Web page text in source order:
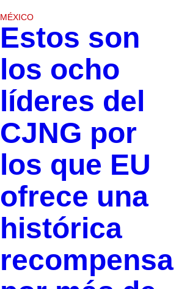
MÉXICO
Estos son
los ocho
líderes del
CJNG por
los que EU
ofrece una
histórica
recompensa